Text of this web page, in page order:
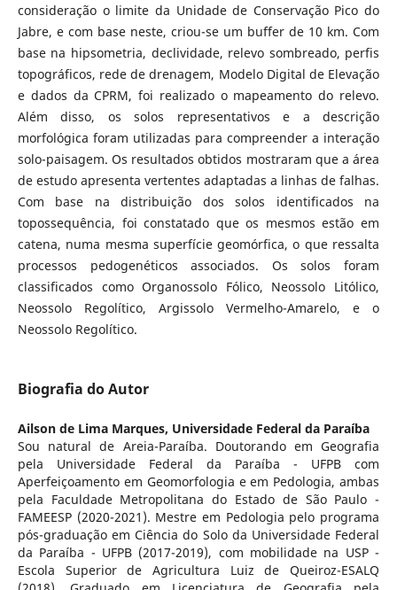
consideração o limite da Unidade de Conservação Pico do
Jabre, e com base neste, criou-se um buffer de 10 km. Com
base na hipsometria, declividade, relevo sombreado, perfis
topográficos, rede de drenagem, Modelo Digital de Elevação
e dados da CPRM, foi realizado o mapeamento do relevo.
Além disso, os solos representativos e a descrição
morfológica foram utilizadas para compreender a interação
solo-paisagem. Os resultados obtidos mostraram que a área
de estudo apresenta vertentes adaptadas a linhas de falhas.
Com base na distribuição dos solos identificados na
topossequência, foi constatado que os mesmos estão em
catena, numa mesma superfície geomórfica, o que ressalta
processos pedogenéticos associados. Os solos foram
classificados como Organossolo Fólico, Neossolo Litólico,
Neossolo Regolítico, Argissolo Vermelho-Amarelo, e o
Neossolo Regolítico.
Biografia do Autor
Ailson de Lima Marques, Universidade Federal da Paraíba
Sou natural de Areia-Paraíba. Doutorando em Geografia
pela Universidade Federal da Paraíba - UFPB com
Aperfeiçoamento em Geomorfologia e em Pedologia, ambas
pela Faculdade Metropolitana do Estado de São Paulo -
FAMEESP (2020-2021). Mestre em Pedologia pelo programa
pós-graduação em Ciência do Solo da Universidade Federal
da Paraíba - UFPB (2017-2019), com mobilidade na USP -
Escola Superior de Agricultura Luiz de Queiroz-ESALQ